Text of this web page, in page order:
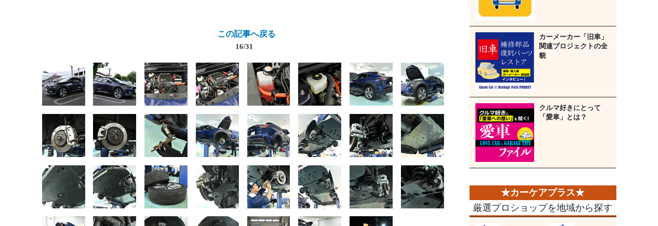
この記事へ戻る
16/31
カーメーカー「旧車」
関連プロジェクトの全
貌
クルマ好きにとって
「愛車」とは？
厳選プロショップを地域から探す